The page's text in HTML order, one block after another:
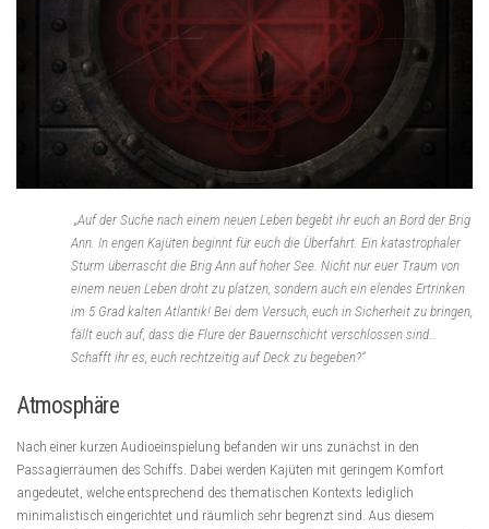
„Auf der Suche nach einem neuen Leben begebt ihr euch an Bord der Brig
Ann. In engen Kajüten beginnt für euch die Überfahrt. Ein katastrophaler
Sturm überrascht die Brig Ann auf hoher See. Nicht nur euer Traum von
einem neuen Leben droht zu platzen, sondern auch ein elendes Ertrinken
im 5 Grad kalten Atlantik! Bei dem Versuch, euch in Sicherheit zu bringen,
fällt euch auf, dass die Flure der Bauernschicht verschlossen sind…
Schafft ihr es, euch rechtzeitig auf Deck zu begeben?“
Atmosphäre
Nach einer kurzen Audioeinspielung befanden wir uns zunächst in den
Passagierräumen des Schiffs. Dabei werden Kajüten mit geringem Komfort
angedeutet, welche entsprechend des thematischen Kontexts lediglich
minimalistisch eingerichtet und räumlich sehr begrenzt sind. Aus diesem